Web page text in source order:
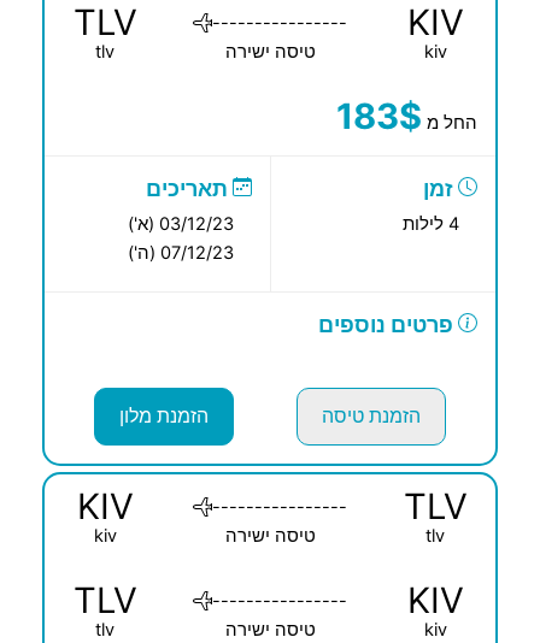
KIV
kiv
----------------
טיסה ישירה
TLV
tlv
החל מ 183$
זמן
4 לילות
תאריכים
03/12/23 (א')
07/12/23 (ה')
פרטים נוספים
הזמנת טיסה הזמנת מלון
TLV
tlv
----------------
טיסה ישירה
KIV
kiv
KIV
kiv
----------------
טיסה ישירה
TLV
tlv